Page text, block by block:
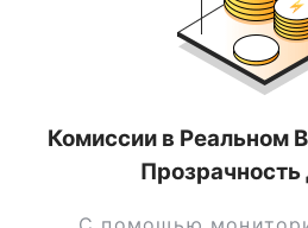
Комиссии в Реальном